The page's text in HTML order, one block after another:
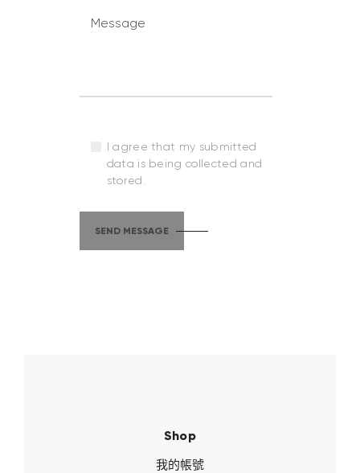
I agree that my submitted
data is being collected and
stored.
SEND MESSAGE
Shop
我的帳號